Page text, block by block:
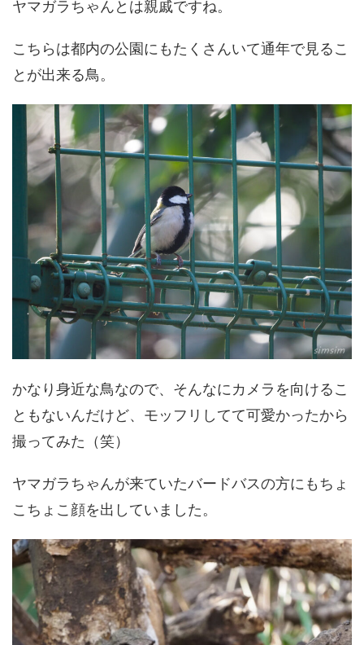
ヤマガラちゃんとは親戚ですね。
こちらは都内の公園にもたくさんいて通年で見るこ
とが出来る鳥。
かなり身近な鳥なので、そんなにカメラを向けるこ
ともないんだけど、モッフリしてて可愛かったから
撮ってみた（笑）
ヤマガラちゃんが来ていたバードバスの方にもちょ
こちょこ顔を出していました。